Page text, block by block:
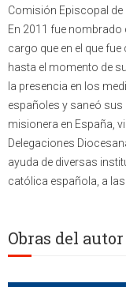
Comisión Episcopal
En 2011 fue
cargo que en el que
hasta el momento de
la presencia en los
españoles y saneó
misionera en España,
Delegaciones
ayuda de diversas
católica española, a
Obras del autor